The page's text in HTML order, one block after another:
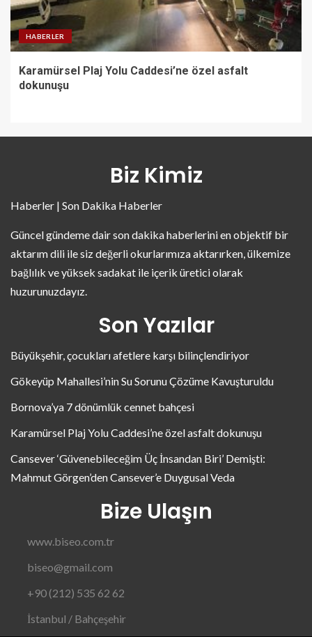
HABERLER
Karamürsel Plaj Yolu Caddesi’ne özel asfalt
dokunuşu
Biz Kimiz
Haberler | Son Dakika Haberler
Güncel gündeme dair son dakika haberlerini en objektif bir
aktarım dili ile siz değerli okurlarımıza aktarırken, ülkemize
bağlılık ve yüksek sadakat ile içerik üretici olarak
huzurunuzdayız.
Son Yazılar
Büyükşehir, çocukları afetlere karşı bilinçlendiriyor
Gökeyüp Mahallesi’nin Su Sorunu Çözüme Kavuşturuldu
Bornova’ya 7 dönümlük cennet bahçesi
Karamürsel Plaj Yolu Caddesi’ne özel asfalt dokunuşu
Cansever ‘Güvenebileceğim Üç İnsandan Biri’ Demişti:
Mahmut Görgen’den Cansever’e Duygusal Veda
Bize Ulaşın
www.biseo.com.tr
biseo@gmail.com
+90 (212) 535 62 62
İstanbul / Bahçeşehir